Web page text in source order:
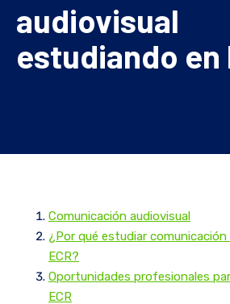
audiovisual
estudiando en
Comunicación audiovisual
¿Por qué estudiar comunicación
ECR?
Oportunidades profesionales
ECR